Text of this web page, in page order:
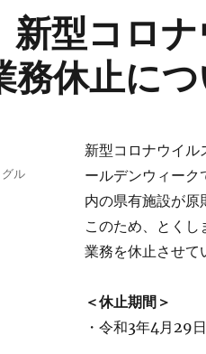
新型コロ
務休止に
新型コロナウイル
ールデンウィーク
内の県有施設が原
このため、とく
業務を休止させて
＜休止期間＞
・令和3年4月29
グル